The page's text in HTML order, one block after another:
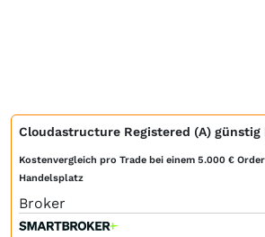
Cloudastructure Registered (A) günstig
Kostenvergleich pro Trade bei einem 5.000 €
Handelsplatz
Broker